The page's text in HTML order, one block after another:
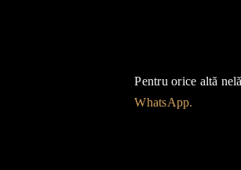
Pentru orice altă
WhatsApp.